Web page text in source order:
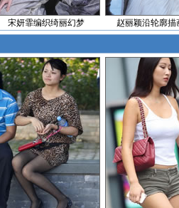
宋妍霏编织绮丽幻梦 赵丽颖沿轮廓描